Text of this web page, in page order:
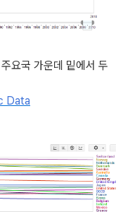
요국 가운데 밑에서 두
Data